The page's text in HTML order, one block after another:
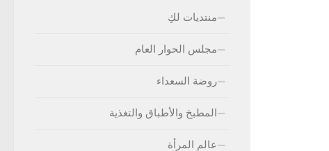
منتديات لكِ
مجلس الحوار العام
روضة السعداء
المطبخ والأطباق والتغذية
عالم المرأة